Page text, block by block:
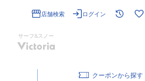
店舗検索 ログイン
サーフ&スノー
クーポン